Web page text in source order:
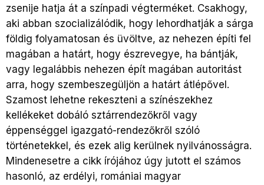
zsenije hatja át a színpadi végterméket. Csakhogy,
aki abban szocializálódik, hogy lehordhatják a sárga
földig folyamatosan és üvöltve, az nehezen építi fel
magában a határt, hogy észrevegye, ha bántják,
vagy legalábbis nehezen épít magában autoritást
arra, hogy szembeszegüljön a határt átlépővel.
Szamost lehetne rekeszteni a színészekhez
kellékeket dobáló sztárrendezőkről vagy
éppenséggel igazgató-rendezőkről szóló
történetekkel, és ezek alig kerülnek nyilvánosságra.
Mindenesetre a cikk írójához úgy jutott el számos
hasonló, az erdélyi, romániai magyar